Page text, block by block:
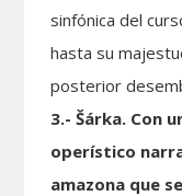
sinfónica del
hasta su
posterior
3.- Šárka. Con
operístico
amazona que